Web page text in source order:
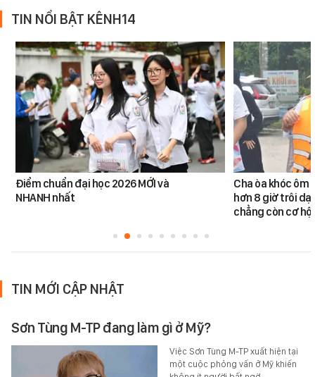
TIN NỔI BẬT KÊNH14
Điểm chuẩn đại học 2026 MỚI và
NHANH nhất
Cha òa khóc ôm
hơn 8 giờ trôi
chẳng còn cơ
TIN MỚI CẬP NHẬT
Sơn Tùng M-TP đang làm gì ở Mỹ?
Việc Sơn Tùng M-TP xuất hiện tại
một cuộc phỏng vấn ở Mỹ khiến